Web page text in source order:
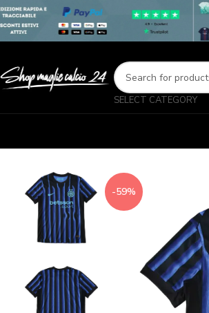
SELECT CATEGORY
-59%